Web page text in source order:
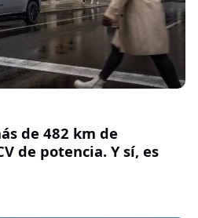
de 482 km de
de potencia. Y sí, es